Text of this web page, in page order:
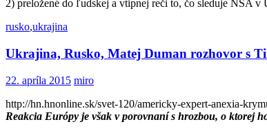
2) preložené do ľudskej a vtipnej reči to, čo sleduje NSA
rusko,ukrajina
Ukrajina, Rusko, Matej Duman rozhovor s
22. apríla 2015 miro
http://hn.hnonline.sk/svet-120/americky-expert-anexia-
Reakcia Európy je však v porovnaní s hrozbou, o ktorej